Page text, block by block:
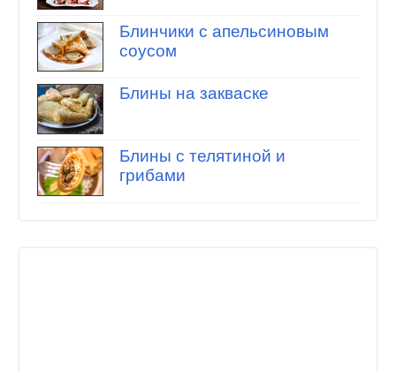
Блинчики с апельсиновым
соусом
Блины на закваске
Блины с телятиной и
грибами